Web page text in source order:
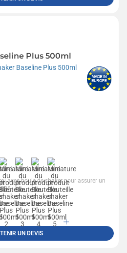
Plus 500ml
avec boule de shaker pour assurer un
UN DEVIS